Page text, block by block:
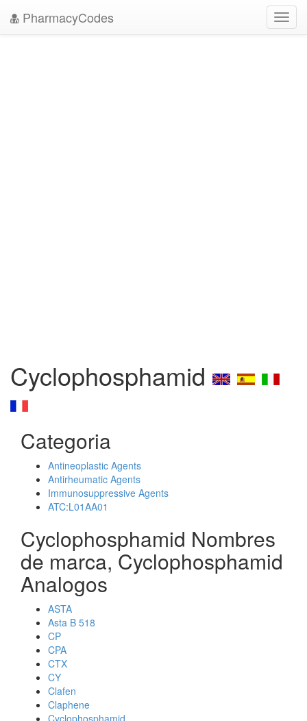
PharmacyCodes
Cyclophosphamid
Categoria
Antineoplastic Agents
Antirheumatic Agents
Immunosuppressive Agents
ATC:L01AA01
Cyclophosphamid Nombres
de marca, Cyclophosphamid
Analogos
ASTA
Asta B 518
CP
CPA
CTX
CY
Clafen
Claphene
Cyclophosphamid